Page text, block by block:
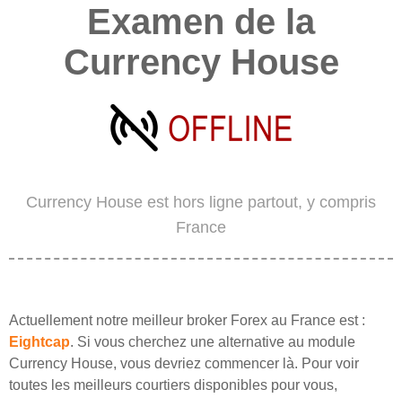
Examen de la
Currency House
Currency House est hors ligne partout, y compris
France
Actuellement notre meilleur broker Forex au France est :
Eightcap. Si vous cherchez une alternative au module
Currency House, vous devriez commencer là. Pour voir
toutes les meilleurs courtiers disponibles pour vous,